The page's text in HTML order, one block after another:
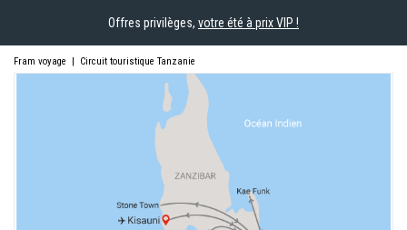
Offres privilèges, votre été à prix VIP !
Fram voyage | Circuit touristique Tanzanie